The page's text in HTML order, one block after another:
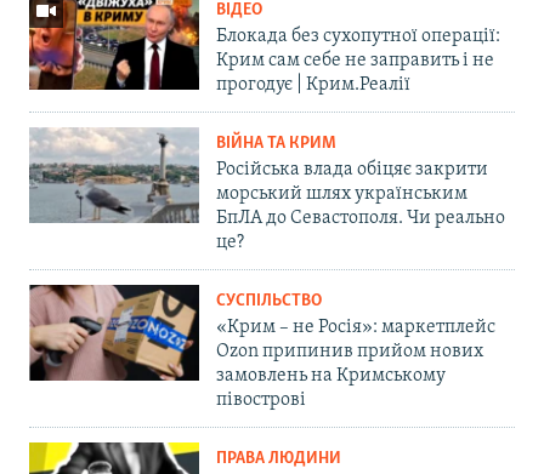
ВІДЕО
Блокада без сухопутної операції:
Крим сам себе не заправить і не
прогодує | Крим.Реалії
ВІЙНА ТА КРИМ
Російська влада обіцяє закрити
морський шлях українським
БпЛА до Севастополя. Чи реально
це?
СУСПІЛЬСТВО
«Крим – не Росія»: маркетплейс
Ozon припинив прийом нових
замовлень на Кримському
півострові
ПРАВА ЛЮДИНИ